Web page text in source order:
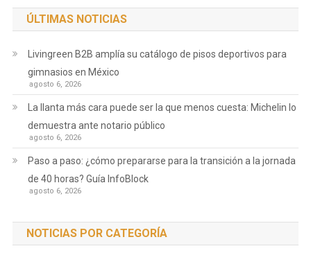
ÚLTIMAS NOTICIAS
Livingreen B2B amplía su catálogo de pisos deportivos para
gimnasios en México
agosto 6, 2026
La llanta más cara puede ser la que menos cuesta: Michelin lo
demuestra ante notario público
agosto 6, 2026
Paso a paso: ¿cómo prepararse para la transición a la jornada
de 40 horas? Guía InfoBlock
agosto 6, 2026
NOTICIAS POR CATEGORÍA